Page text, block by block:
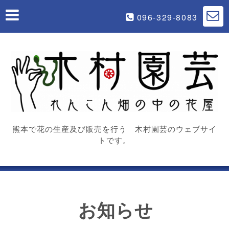
096-329-8083
熊本で花の生産及び販売を行う 木村園芸のウェブサイ
トです。
お知らせ